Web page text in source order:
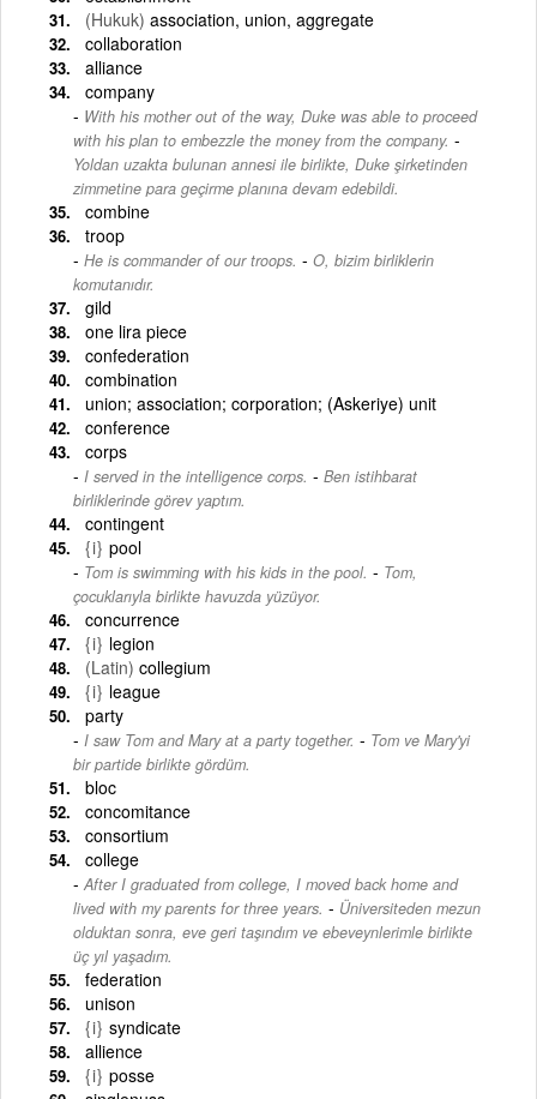
(Hukuk) association, union, aggregate
collaboration
alliance
company
With his mother out of the way, Duke was able to proceed
with his plan to embezzle the money from the company. -
Yoldan uzakta bulunan annesi ile birlikte, Duke şirketinden
zimmetine para geçirme planına devam edebildi.
combine
troop
He is commander of our troops. - O, bizim birliklerin
komutanıdır.
gild
one lira piece
confederation
combination
union; association; corporation; (Askeriye) unit
conference
corps
I served in the intelligence corps. - Ben istihbarat
birliklerinde görev yaptım.
contingent
{i} pool
Tom is swimming with his kids in the pool. - Tom,
çocuklarıyla birlikte havuzda yüzüyor.
concurrence
{i} legion
(Latin) collegium
{i} league
party
I saw Tom and Mary at a party together. - Tom ve Mary'yi
bir partide birlikte gördüm.
bloc
concomitance
consortium
college
After I graduated from college, I moved back home and
lived with my parents for three years. - Üniversiteden mezun
olduktan sonra, eve geri taşındım ve ebeveynlerimle birlikte
üç yıl yaşadım.
federation
unison
{i} syndicate
allience
{i} posse